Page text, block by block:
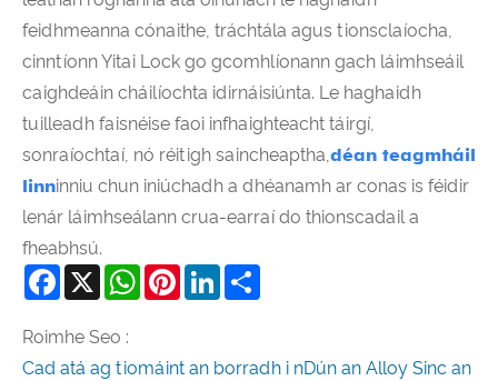
feidhmeanna cónaithe, tráchtála agus tionsclaíocha,
cinntíonn Yitai Lock go gcomhlíonann gach láimhseáil
caighdeáin cháilíochta idirnáisiúnta. Le haghaidh
tuilleadh faisnéise faoi infhaighteacht táirgí,
sonraíochtaí, nó réitigh saincheaptha,déan teagmháil
linninniu chun iniúchadh a dhéanamh ar conas is féidir
lenár láimhseálann crua-earraí do thionscadail a
fheabhsú.
Facebook
X WhatsAppPinterestLinkedIn
Roimhe Seo :
Cad atá ag tiomáint an borradh i nDún an Alloy Sinc an